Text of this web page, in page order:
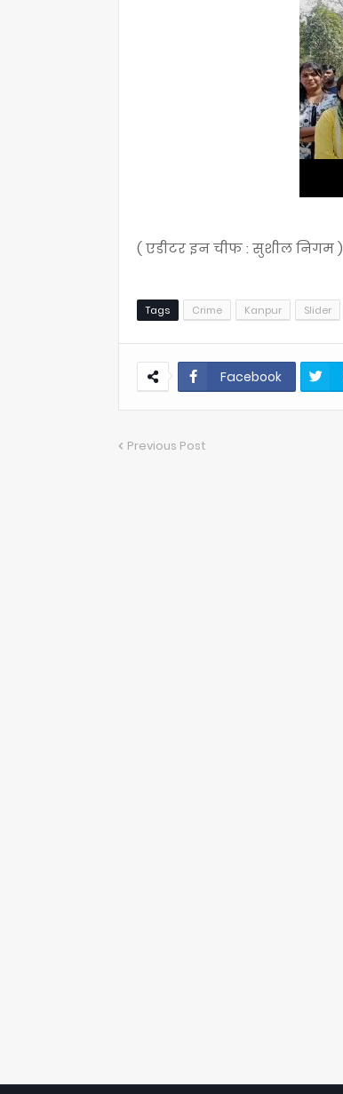
( एडीटर इन चीफ : सुशील निगम )
Tags Crime Kanpur Slider
Facebook
Previous Post